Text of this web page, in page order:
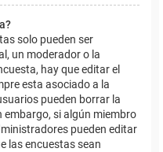
solo pueden ser
un moderador o la
hay que editar el
esta asociado a la
pueden borrar la
embargo, si algún miembro
pueden editar
las encuestas sean